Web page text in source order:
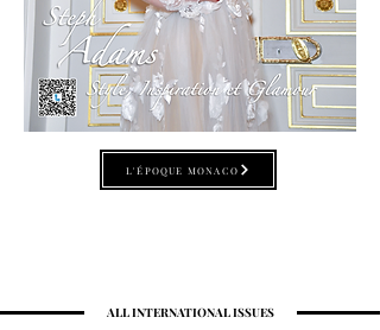
L'ÉPOQUE MONACO
ALL INTERNATIONAL ISSUES